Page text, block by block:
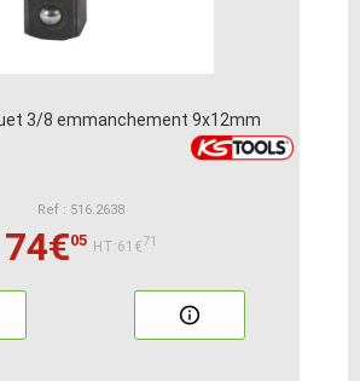
3/8 emmanchement 9x12mm
Ref : 516.2638
74€05 HT:61€71